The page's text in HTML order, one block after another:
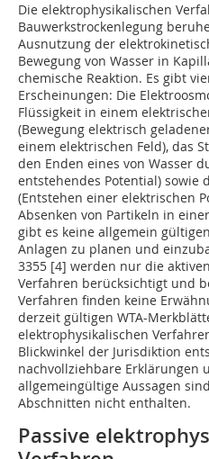
Die elektrophysikalischen
Bauwerkstrockenlegung
Ausnutzung der
Bewegung von Wasser in
chemische Reaktion. Es gibt
Erscheinungen: Die
Flüssigkeit in einem
(Bewegung elektrisch
einem elektrischen Feld), das
den Enden eines von Wasser
entstehendes Potential) sowie
(Entstehen einer elektrischen
Absenken von Partikeln in
gibt es keine allgemein
Anlagen zu planen und
3355 [4] werden nur die
Verfahren berücksichtigt und
Verfahren finden keine
derzeit gültigen WTA-
elektrophysikalischen
Blickwinkel der Jurisdiktion
nachvollziehbare Erklärungen
allgemeingültige Aussagen
Abschnitten nicht enthalten.
Passive